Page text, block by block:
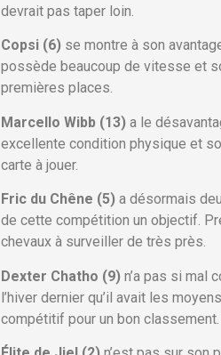
devrait pas taper loin.
Copsi (6) se montre à son
possède beaucoup de vitesse et
premières places.
Marcello Wibb (13) a le
excellente condition physique et
carte à jouer.
Fric du Chêne (5) a désormais
de cette compétition un objectif.
chevaux à surveiller de très près.
Dexter Chatho (9) n’a pas si mal
l’hiver dernier qu’il avait les
compétitif pour un bon classement.